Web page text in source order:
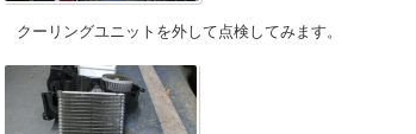
クーリングユニットを外して点検してみます。